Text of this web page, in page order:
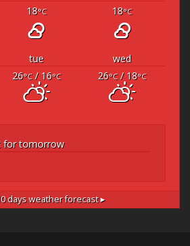
18°C 18°C
tue
wed
26°C/ 16°C 26°C/ 18°C
for tomorrow
days weather forecast ▸